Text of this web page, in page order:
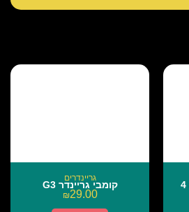
גריינדר פאפיז 50 מ"מ 4
גריינדרים
קומבי גריינדר G3
₪29.00